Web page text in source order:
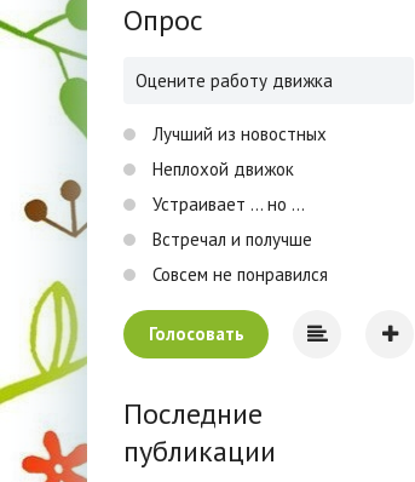
Опрос
Оцените работу движка
Лучший из новостных
Неплохой движок
Устраивает ... но ...
Встречал и получше
Совсем не понравился
Голосовать
Последние
публикации